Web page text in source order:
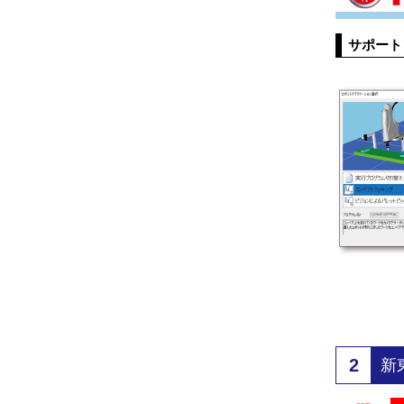
サポー
2 新